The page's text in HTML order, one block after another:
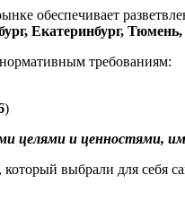
обеспечивает
Екатеринбург,
нормативным требованиям:
)
целями и ценностями,
выбрали для себя